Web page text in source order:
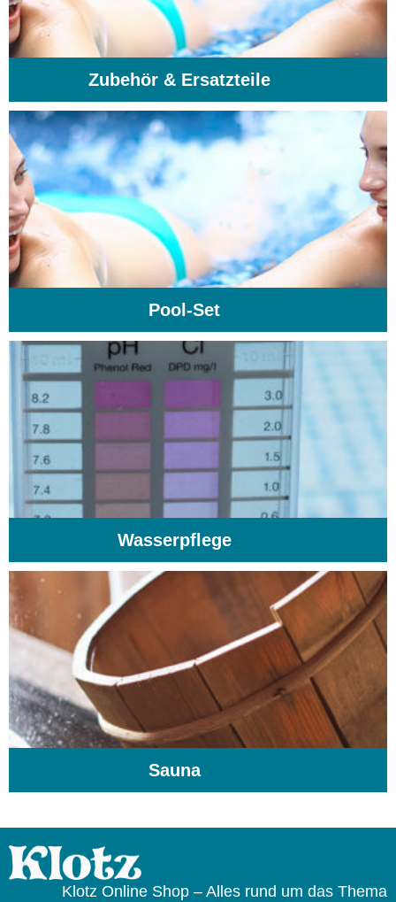
Zubehör & Ersatzteile
Pool-Set
Wasserpflege
Sauna
Klotz Online Shop – Alles rund um das Thema